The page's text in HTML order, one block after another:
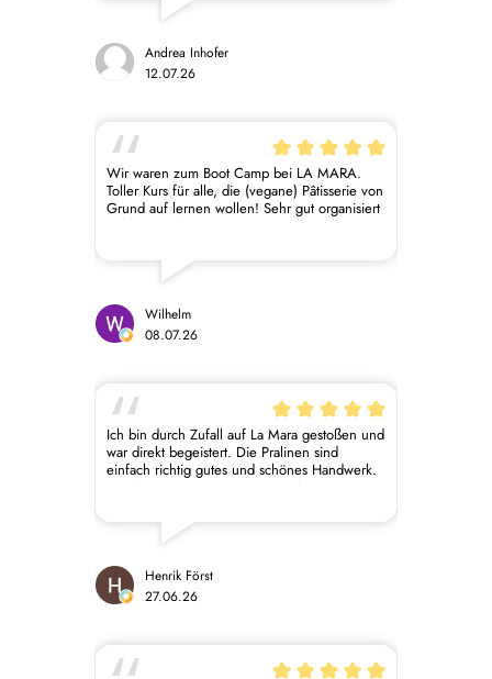
Andrea Inhofer
12.07.26
Wir waren zum Boot Camp bei LA MARA.
Toller Kurs für alle, die (vegane) Pâtisserie von
Grund auf lernen wollen! Sehr gut organisiert
– klare Struktur von Theorie zu Praxis, top
Verpflegung. Der persönliche Austausch mit
den Tamara und Max und den anderen
besonders. Absolute Empfehlung! Darüber
hinaus: tolle Pralinen Kreationen im
Werksverkauf!
Wilhelm
08.07.26
Ich bin durch Zufall auf La Mara gestoßen und
war direkt begeistert. Die Pralinen sind
einfach richtig gutes und schönes Handwerk.
Erwähnenswert ist auch der Kühlversand.
zunächst Sorge, dass die Pralinen den
Versand nicht überstehen würden. Jede
verpackt und enthält zwei Kühlakkus, sodass
die Ware keinen Schaden nimmt.
Henrik Först
27.06.26